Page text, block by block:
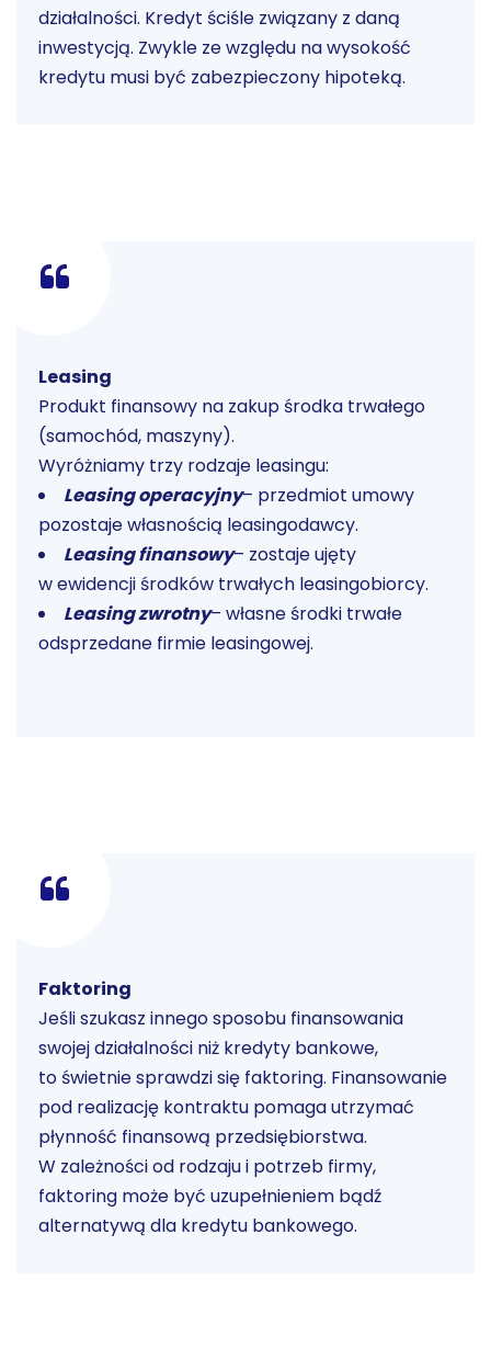
działalności. Kredyt ściśle związany z daną
inwestycją. Zwykle ze względu na wysokość
kredytu musi być zabezpieczony hipoteką.
Leasing
Produkt finansowy na zakup środka trwałego
(samochód, maszyny).
Wyróżniamy trzy rodzaje leasingu:
Leasing operacyjny– przedmiot umowy
pozostaje własnością leasingodawcy.
Leasing finansowy– zostaje ujęty
w ewidencji środków trwałych leasingobiorcy.
Leasing zwrotny– własne środki trwałe
odsprzedane firmie leasingowej.
Faktoring
Jeśli szukasz innego sposobu finansowania
swojej działalności niż kredyty bankowe,
to świetnie sprawdzi się faktoring. Finansowanie
pod realizację kontraktu pomaga utrzymać
płynność finansową przedsiębiorstwa.
W zależności od rodzaju i potrzeb firmy,
faktoring może być uzupełnieniem bądź
alternatywą dla kredytu bankowego.